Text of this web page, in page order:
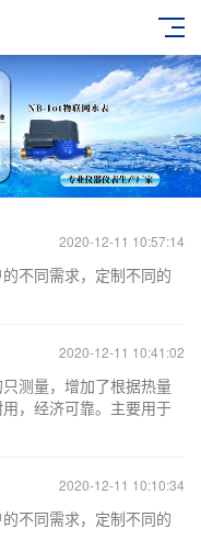
2020-12-11 10:57:14
不同需求，定制不同的
2020-12-11 10:41:02
测量，增加了根据热量
，经济可靠。主要用于
2020-12-11 10:10:34
不同需求，定制不同的